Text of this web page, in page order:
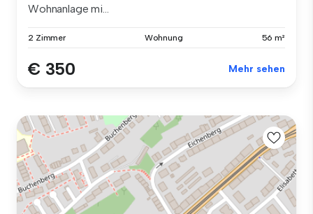
Wohnanlage mi...
2 Zimmer Wohnung 56 m²
€ 350 Mehr sehen